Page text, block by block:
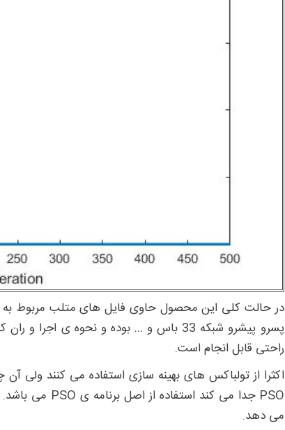
پسرو پیشرو شبکه 33 باس و … بوده و نحوه ی
راحتی قابل انجام است.
اکثرا از تولباکس های بهینه سازی استفاده می کنند ولی
می دهد.